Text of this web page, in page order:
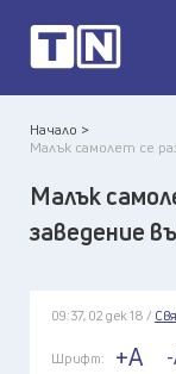
Начало >
Малък самолет се
Малък
заведение
09:37, 02 дек 18 /
Шрифт: +A